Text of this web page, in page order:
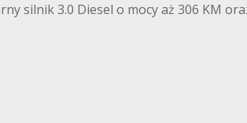
silnik 3.0 Diesel o mocy aż 306 KM